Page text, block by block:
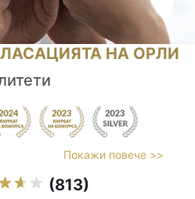
НА ОРЛИ
Покажи повече >>
(813)